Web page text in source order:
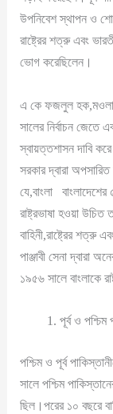
উপনিবেশ স্থাপন ও
রাষ্ট্রের শত্রু এবং
ভোগ করেছিলেন।
এ কে ফজলুল
সালের নির্বাচন জেতে
স্বায়ত্তশাসন দাবি
সরকার দ্বারা
যে,বাংলা
রাষ্ট্রভাষা হওয়া
বাহিনী,রাষ্ট্রের শত্রু
পাঞ্জাবী সেনা দ্বারা
১৯৫৬ সালে বাংলাকে
পূর্ব ও পশ্চিম
পশ্চিম ও পূর্ব
সালে পশ্চিম
ছিল।পরের ১০ বছরে